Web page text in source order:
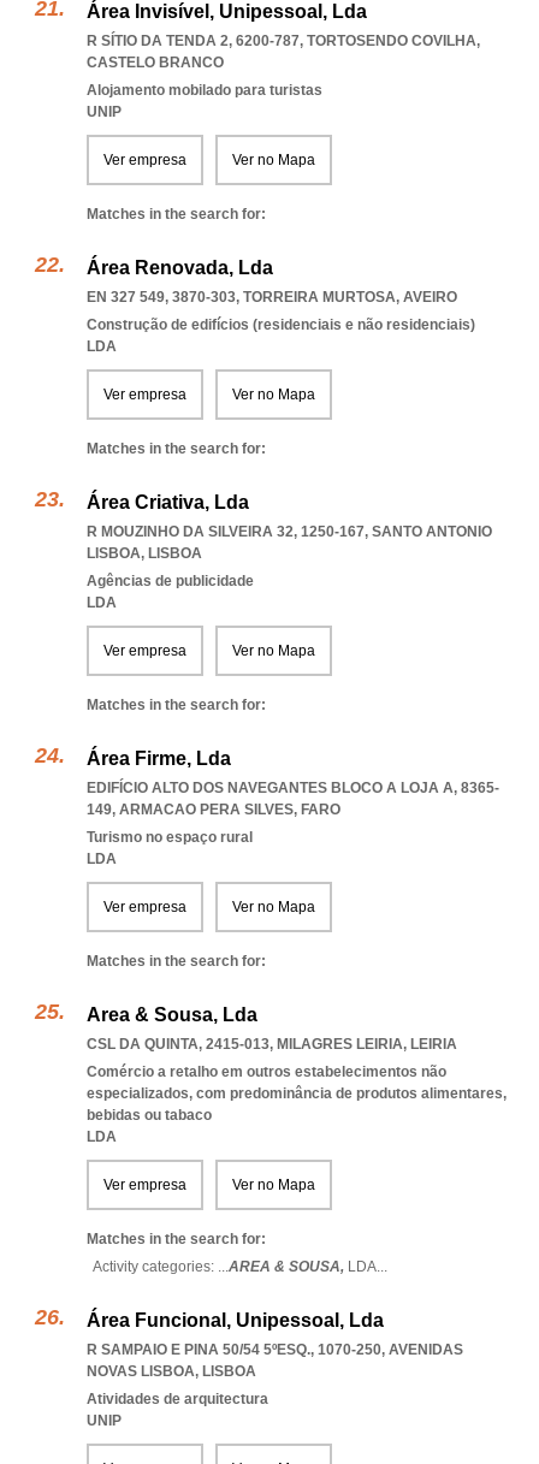
Área Invisível, Unipessoal, Lda
R SÍTIO DA TENDA 2, 6200-787, TORTOSENDO COVILHA,
CASTELO BRANCO
Alojamento mobilado para turistas
UNIP
Ver empresa Ver no Mapa
Matches in the search for:
Área Renovada, Lda
EN 327 549, 3870-303, TORREIRA MURTOSA, AVEIRO
Construção de edifícios (residenciais e não residenciais)
LDA
Ver empresa Ver no Mapa
Matches in the search for:
Área Criativa, Lda
R MOUZINHO DA SILVEIRA 32, 1250-167, SANTO ANTONIO
LISBOA, LISBOA
Agências de publicidade
LDA
Ver empresa Ver no Mapa
Matches in the search for:
Área Firme, Lda
EDIFÍCIO ALTO DOS NAVEGANTES BLOCO A LOJA A, 8365-
149, ARMACAO PERA SILVES, FARO
Turismo no espaço rural
LDA
Ver empresa Ver no Mapa
Matches in the search for:
Area & Sousa, Lda
CSL DA QUINTA, 2415-013, MILAGRES LEIRIA, LEIRIA
Comércio a retalho em outros estabelecimentos não
especializados, com predominância de produtos alimentares,
bebidas ou tabaco
LDA
Ver empresa Ver no Mapa
Matches in the search for:
Activity categories: ...AREA & SOUSA, LDA...
Área Funcional, Unipessoal, Lda
R SAMPAIO E PINA 50/54 5ºESQ., 1070-250, AVENIDAS
NOVAS LISBOA, LISBOA
Atividades de arquitectura
UNIP